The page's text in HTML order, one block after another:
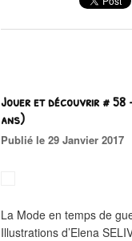
Jouer et découvrir # 58
ans)
Publié le 29 Janvier 2017
La Mode en temps de
Illustrations d’Elena